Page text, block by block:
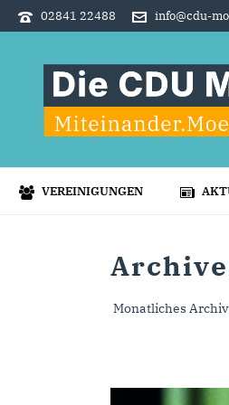
02841 22488 info@cdu-
VEREINIGUNGEN
Monatliches